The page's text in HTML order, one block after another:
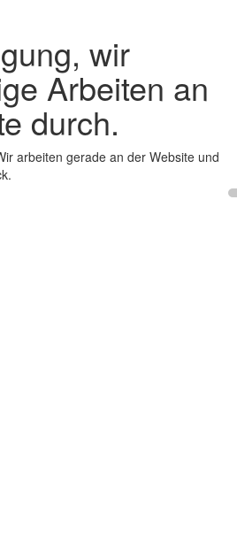
wir
Arbeiten an
durch.
arbeiten gerade an der Website und